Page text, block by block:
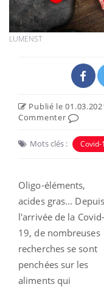
LUMENST
Publié le
Commenter
Mots clés : Covid-
Oligo-éléments,
acides gras... Depuis
l'arrivée de la Covid-
19, de nombreuses
recherches se sont
penchées sur les
aliments qui